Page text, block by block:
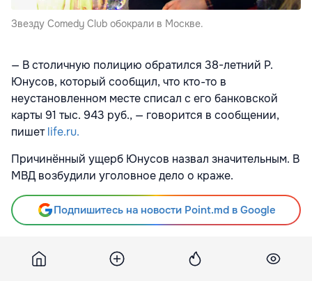
Звезду Comedy Club обокрали в Москве.
— В столичную полицию обратился 38-летний Р.
Юнусов, который сообщил, что кто-то в
неустановленном месте списал с его банковской
карты 91 тыс. 943 руб., — говорится в сообщении,
пишетlife.ru.
Причинённый ущерб Юнусов назвал значительным. В
МВД возбудили уголовное дело о краже.
Подпишитесь на новости Point.md в Google
Источник